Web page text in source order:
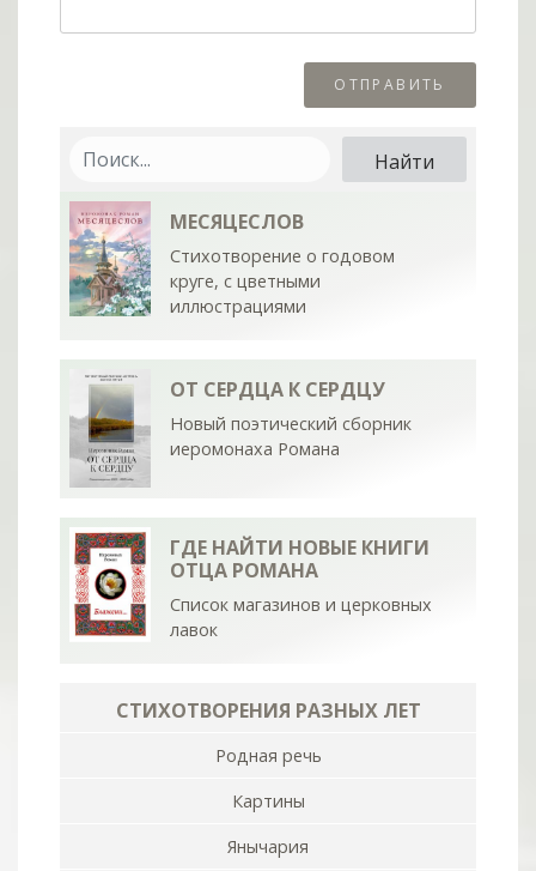
МЕСЯЦЕСЛОВ
Стихотворение о годовом
круге, с цветными
иллюстрациями
ОТ СЕРДЦА К СЕРДЦУ
Новый поэтический сборник
иеромонаха Романа
ГДЕ НАЙТИ НОВЫЕ КНИГИ
ОТЦА РОМАНА
Список магазинов и церковных
лавок
СТИХОТВОРЕНИЯ РАЗНЫХ ЛЕТ
Родная речь
Картины
Янычария